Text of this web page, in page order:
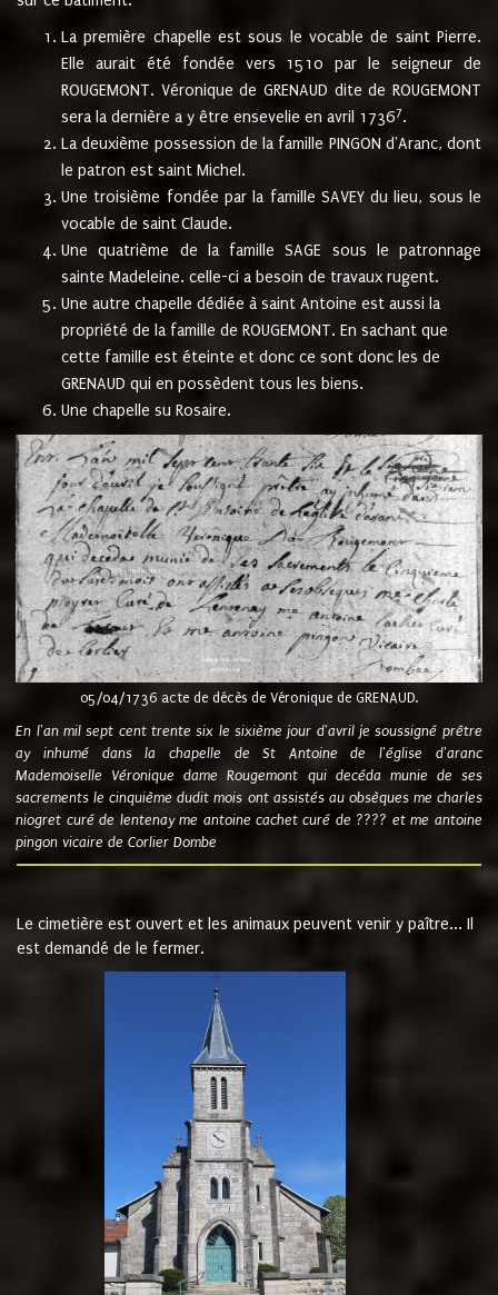
La première chapelle est sous le vocable de saint Pierre.
Elle aurait été fondée vers 1510 par le seigneur de
ROUGEMONT. Véronique de GRENAUD dite de ROUGEMONT
sera la dernière a y être ensevelie en avril 17367.
La deuxième possession de la famille PINGON d'Aranc, dont
le patron est saint Michel.
Une troisième fondée par la famille SAVEY du lieu, sous le
vocable de saint Claude.
Une quatrième de la famille SAGE sous le patronnage
sainte Madeleine. celle-ci a besoin de travaux rugent.
Une autre chapelle dédiée à saint Antoine est aussi la
propriété de la famille de ROUGEMONT. En sachant que
cette famille est éteinte et donc ce sont donc les de
GRENAUD qui en possèdent tous les biens.
Une chapelle su Rosaire.
05/04/1736 acte de décès de Véronique de GRENAUD.
En l'an mil sept cent trente six le sixième jour d'avril je soussigné prêtre
ay inhumé dans la chapelle de St Antoine de l'église d'aranc
Mademoiselle Véronique dame Rougemont qui decéda munie de ses
sacrements le cinquième dudit mois ont assistés au obsèques me charles
niogret curé de lentenay me antoine cachet curé de ???? et me antoine
pingon vicaire de Corlier Dombe
Le cimetière est ouvert et les animaux peuvent venir y paître... Il
est demandé de le fermer.